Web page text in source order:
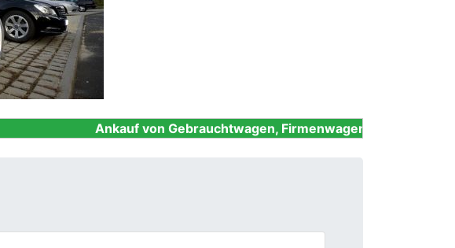
Ankauf von Gebrauchtwagen, Firmenwagen, Unfallwagen,